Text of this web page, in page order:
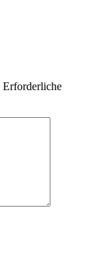
Erforderliche